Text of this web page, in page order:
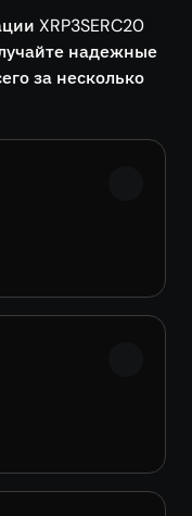
XRP3SERC20
надежные
за несколько